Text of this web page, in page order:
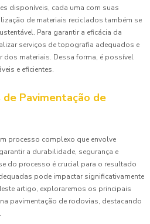
disponíveis, cada uma com suas
de materiais reciclados também se
Para garantir a eficácia da
serviços de topografia adequados e
dos materiais. Dessa forma, é possível
e eficientes.
de Pavimentação de
processo complexo que envolve
a durabilidade, segurança e
do processo é crucial para o resultado
pode impactar significativamente
artigo, exploraremos os principais
pavimentação de rodovias, destacando